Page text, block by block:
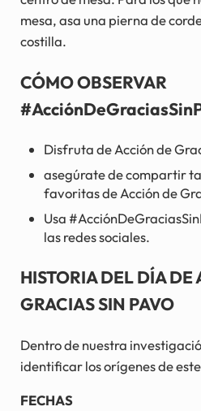
mesa, asa una pierna de
costilla.
CÓMO OBSERVAR
Disfruta de Acción de
asegúrate de compartir
favoritas de Acción de
Usa
las redes sociales.
HISTORIA DEL DÍA DE
GRACIAS SIN PAVO
Dentro de nuestra
identificar los orígenes de
FECHAS